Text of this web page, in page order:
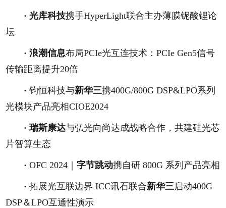
·光库科技携手HyperLight联合主办薄膜铌酸锂论
坛
·浪潮信息布局PCIe光互连技术：PCIe Gen5信号
传输距离提升20倍
·钧恒科技与新华三携400G/800G DSP&LPO系列
光模块产品亮相CIOE2024
·瑞斯康达与弘光向尚达成战略合作，共建硅光芯
片智算生态
·OFC 2024｜字节跳动携自研 800G 系列产品亮相
·拓展光互联边界 ICC讯石联合新华三启动400G
DSP＆LPO互通性演示